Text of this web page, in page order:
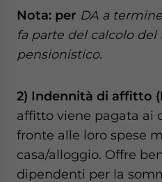
Nota: per DA a
fa parte del calcolo
pensionistico.
2) Indennità di affitto
affitto viene pagata ai
fronte alle loro spese
casa/alloggio. Offre
dipendenti per la